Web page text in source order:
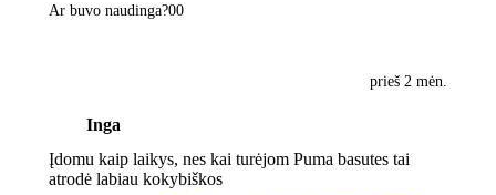
Ar buvo naudinga?00
prieš 2 mėn.
Inga
Įdomu kaip laikys, nes kai turėjom Puma basutes tai
atrodė labiau kokybiškos